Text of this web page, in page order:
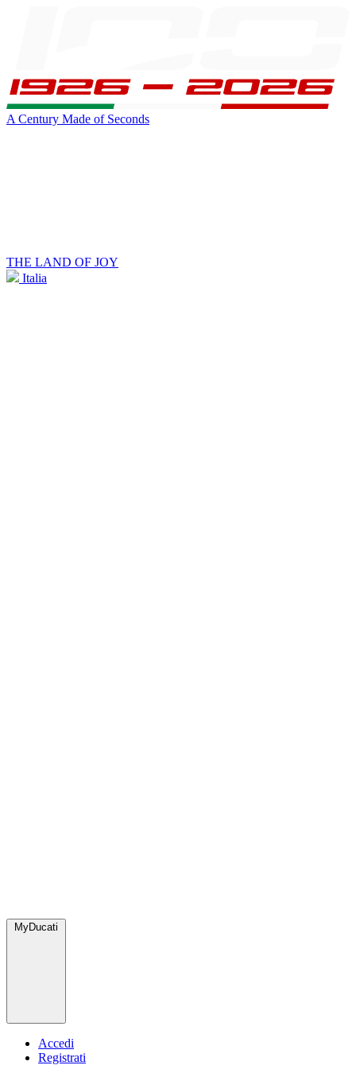
A Century Made of Seconds
THE LAND OF JOY
Italia
MyDucati
Accedi
Registrati